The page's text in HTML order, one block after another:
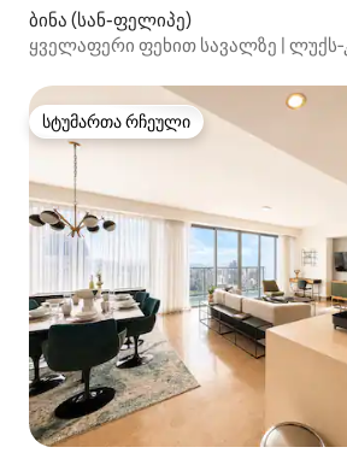
ბინა (სან-ფელიპე)
ყველაფერი ფეხით სავალზე |
სტუმართა რჩეული
სტუმართა რჩეული